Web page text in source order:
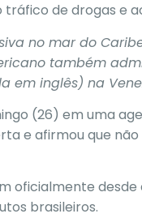
de drogas e
no mar do
também
em inglês) na
(26) em uma
e afirmou que
oficialmente
brasileiros.